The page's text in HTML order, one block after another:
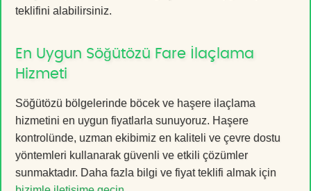
teklifini alabilirsiniz.
En Uygun Söğütözü Fare İlaçlama
Hizmeti
Söğütözü bölgelerinde böcek ve haşere ilaçlama
hizmetini en uygun fiyatlarla sunuyoruz. Haşere
kontrolünde, uzman ekibimiz en kaliteli ve çevre dostu
yöntemleri kullanarak güvenli ve etkili çözümler
sunmaktadır. Daha fazla bilgi ve fiyat teklifi almak için